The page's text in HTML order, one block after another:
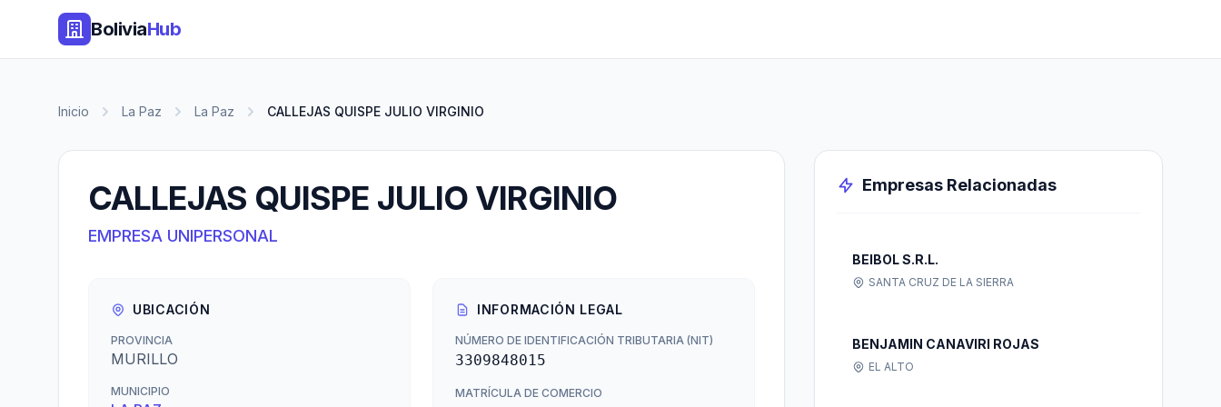
BoliviaHub
Inicio La Paz La Paz CALLEJAS QUISPE JULIO VIRGINIO
CALLEJAS QUISPE JULIO VIRGINIO
EMPRESA UNIPERSONAL
UBICACIÓN
PROVINCIA
MURILLO
MUNICIPIO
INFORMACIÓN LEGAL
NÚMERO DE IDENTIFICACIÓN TRIBUTARIA (NIT)
3309848015
MATRÍCULA DE COMERCIO
Empresas Relacionadas
BEIBOL S.R.L.
SANTA CRUZ DE LA SIERRA
BENJAMIN CANAVIRI ROJAS
EL ALTO